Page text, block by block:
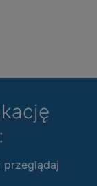
:
przeglądaj